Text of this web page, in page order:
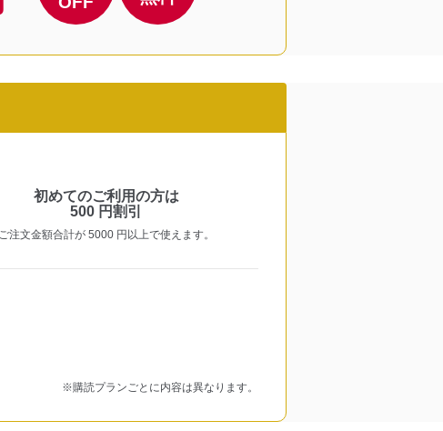
初めてのご利用の方は
500 円割引
ご注文金額合計が 5000 円以上で使えます。
※購読プランごとに内容は異なります。